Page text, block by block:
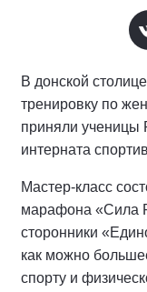
В донской
тренировку по
приняли ученицы
интерната
Мастер-класс
марафона «Сила
сторонники
как можно
спорту и